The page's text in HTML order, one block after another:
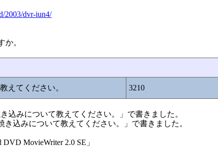
2003/dvr-iun4/
か。
えてください。 3210
込みについて教えてください。」で書きました。
き込みについて教えてください。」で書きました。
MovieWriter 2.0 SE」